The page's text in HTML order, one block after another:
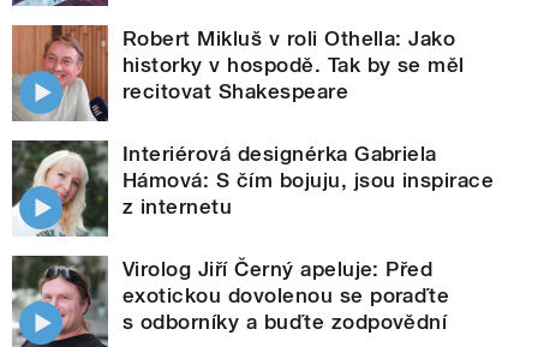
Robert Mikluš v roli Othella: Jako
historky v hospodě. Tak by se měl
recitovat Shakespeare
Interiérová designérka Gabriela
Hámová: S čím bojuju, jsou inspirace
z internetu
Virolog Jiří Černý apeluje: Před
exotickou dovolenou se poraďte
s odborníky a buďte zodpovědní